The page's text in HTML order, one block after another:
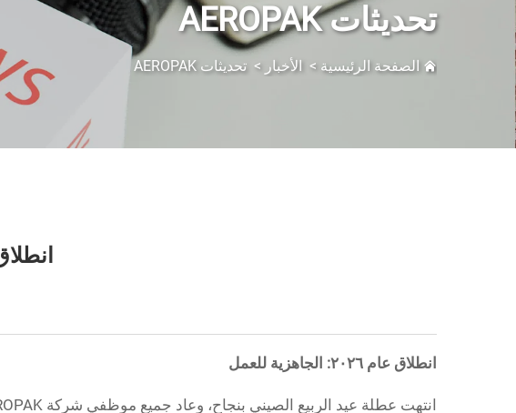
تحديثات AEROPAK
الصفحة الرئيسية > الأخبار > تحديثات AEROPAK
انطلاق عام
انطلاق عام ٢٠٢٦: الجاهزية للعمل
انتهت عطلة عيد الربيع الصيني بنجاح، وعاد جميع موظفي شركة AEROPAK رسميًّا إلى العمل.